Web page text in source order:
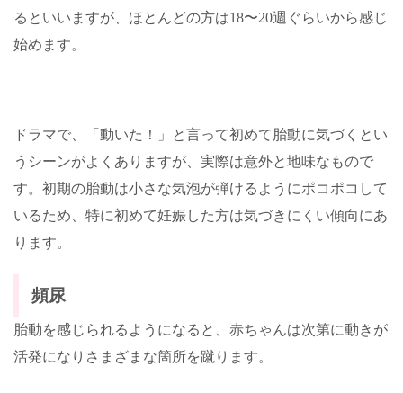
るといいますが、ほとんどの方は18〜20週ぐらいから感じ
始めます。
ドラマで、「動いた！」と言って初めて胎動に気づくとい
うシーンがよくありますが、実際は意外と地味なもので
す。初期の胎動は小さな気泡が弾けるようにポコポコして
いるため、特に初めて妊娠した方は気づきにくい傾向にあ
ります。
頻尿
胎動を感じられるようになると、赤ちゃんは次第に動きが
活発になりさまざまな箇所を蹴ります。